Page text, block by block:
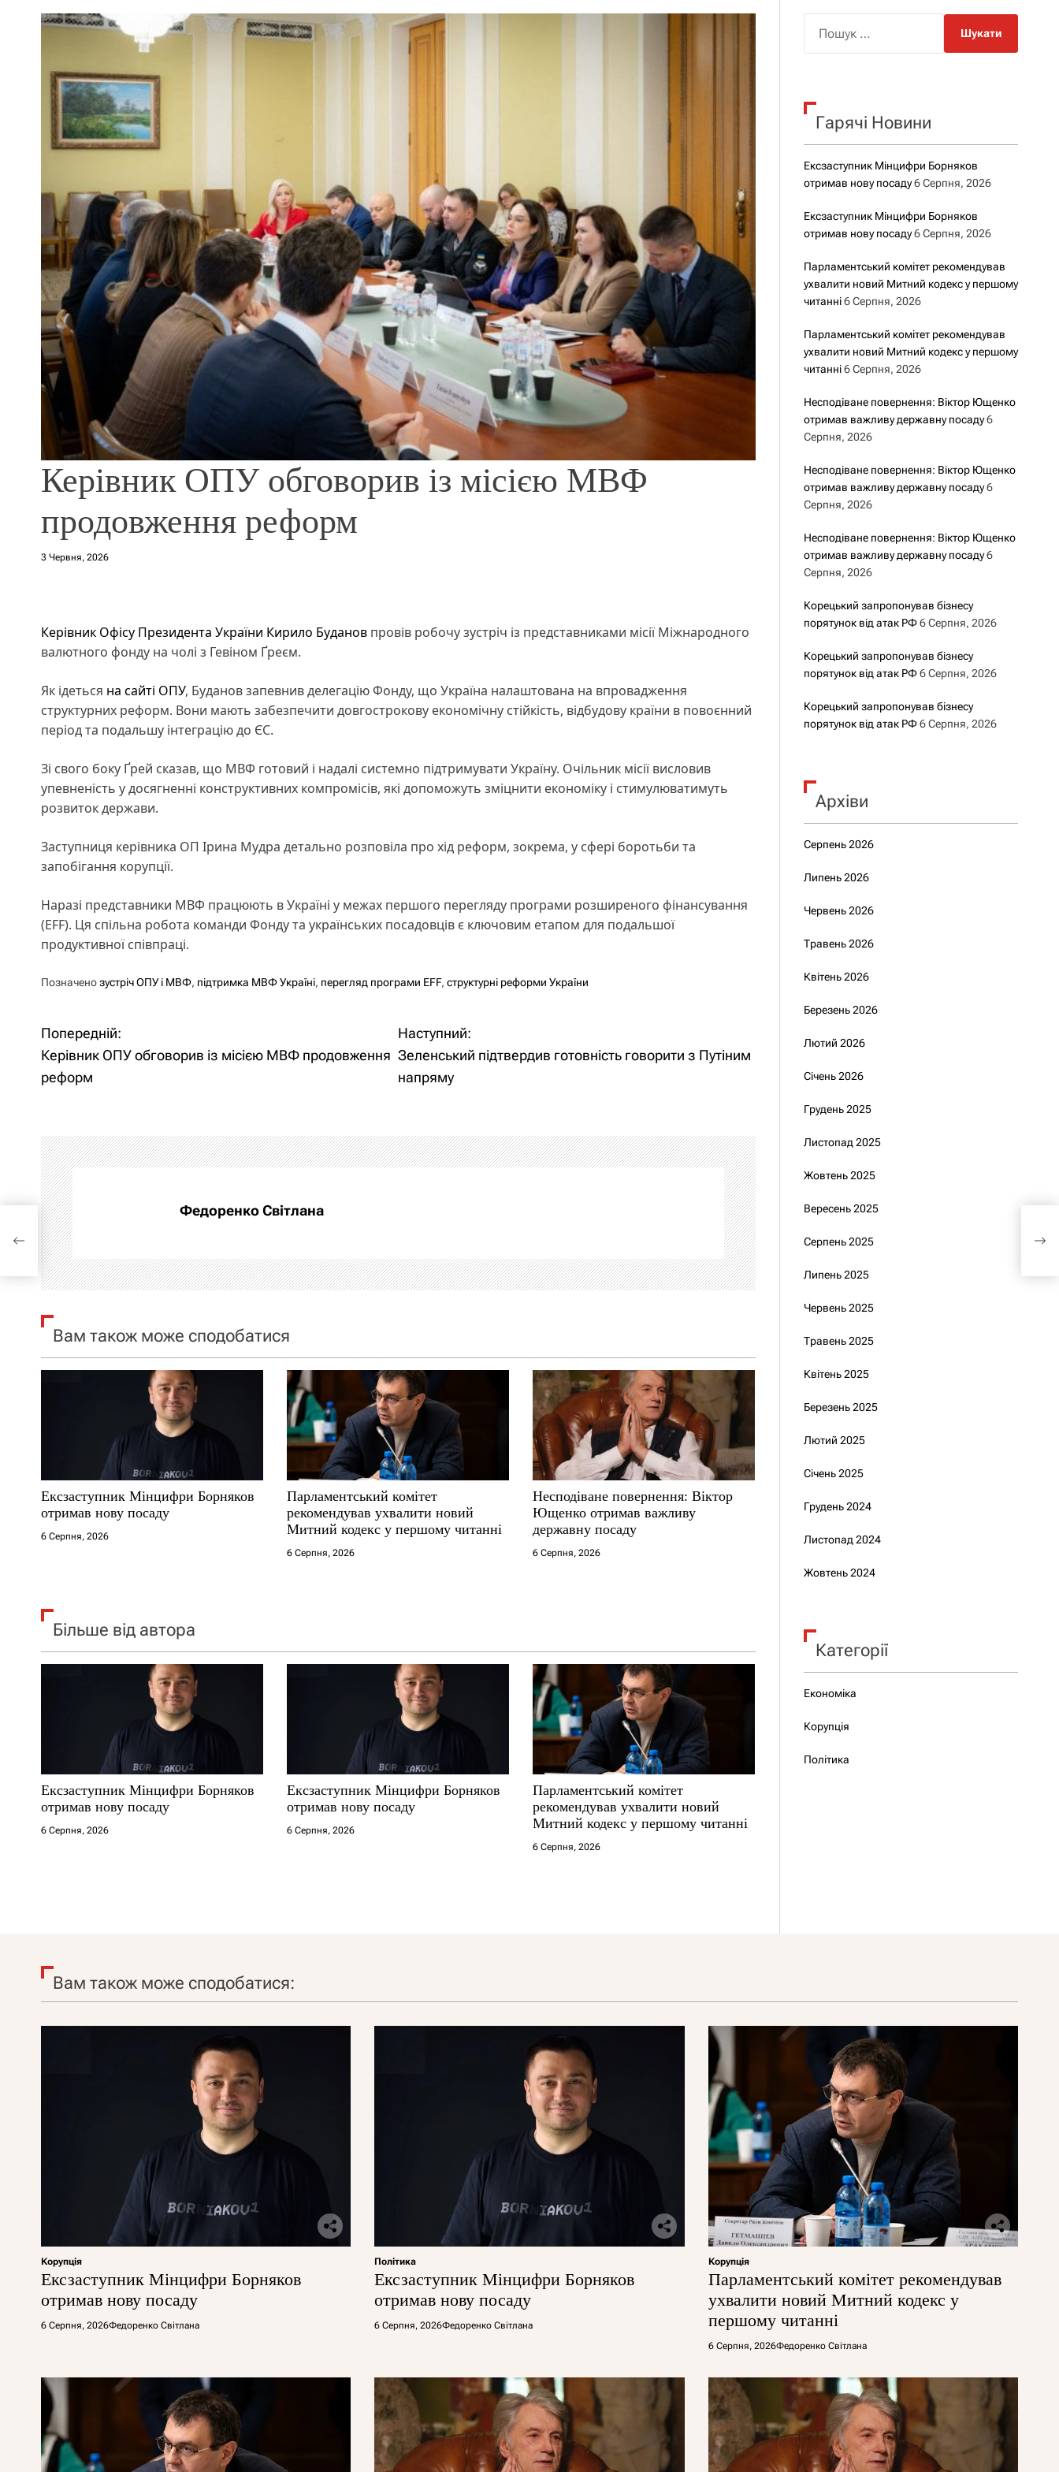
р
о
у
Керівник ОПУ обговорив із місією МВФ
продовження реформ
3 Червня, 2026
Керівник Офісу Президента України Кирило Буданов провів робочу зустріч із представниками місії Міжнародного
валютного фонду на чолі з Гевіном Ґреєм.
Як ідеться на сайті ОПУ, Буданов запевнив делегацію Фонду, що Україна налаштована на впровадження
структурних реформ. Вони мають забезпечити довгострокову економічну стійкість, відбудову країни в повоєнний
період та подальшу інтеграцію до ЄС.
Зі свого боку Ґрей сказав, що МВФ готовий і надалі системно підтримувати Україну. Очільник місії висловив
упевненість у досягненні конструктивних компромісів, які допоможуть зміцнити економіку і стимулюватимуть
розвиток держави.
Заступниця керівника ОП Ірина Мудра детально розповіла про хід реформ, зокрема, у сфері боротьби та
запобігання корупції.
Наразі представники МВФ працюють в Україні у межах першого перегляду програми розширеного фінансування
(EFF). Ця спільна робота команди Фонду та українських посадовців є ключовим етапом для подальшої
продуктивної співпраці.
Позначенозустріч ОПУ і МВФ, підтримка МВФ Україні, перегляд програми EFF, структурні реформи України
Н
а
і
г
а
ц
і
я
а
с
і
в
Попередній:
Керівник ОПУ обговорив із місією МВФ продовження
реформ
Наступний:
Зеленський підтвердив готовність говорити з Путіним
напряму
Федоренко Світлана
Вам також може сподобатися
Ексзаступник Мінцифри Борняков
отримав нову посаду
6 Серпня, 2026
Парламентський комітет
рекомендував ухвалити новий
Митний кодекс у першому читанні
6 Серпня, 2026
Несподіване повернення: Віктор
Ющенко отримав важливу
державну посаду
6 Серпня, 2026
Більше від автора
Ексзаступник Мінцифри Борняков
отримав нову посаду
6 Серпня, 2026
Ексзаступник Мінцифри Борняков
отримав нову посаду
6 Серпня, 2026
Парламентський комітет
рекомендував ухвалити новий
Митний кодекс у першому читанні
6 Серпня, 2026
к
Гарячі Новини
Ексзаступник Мінцифри Борняков
отримав нову посаду 6 Серпня, 2026
Ексзаступник Мінцифри Борняков
отримав нову посаду 6 Серпня, 2026
Парламентський комітет рекомендував
ухвалити новий Митний кодекс у першому
читанні 6 Серпня, 2026
Парламентський комітет рекомендував
ухвалити новий Митний кодекс у першому
читанні 6 Серпня, 2026
Несподіване повернення: Віктор Ющенко
отримав важливу державну посаду 6
Серпня, 2026
Несподіване повернення: Віктор Ющенко
отримав важливу державну посаду 6
Серпня, 2026
Несподіване повернення: Віктор Ющенко
отримав важливу державну посаду 6
Серпня, 2026
Корецький запропонував бізнесу
порятунок від атак РФ 6 Серпня, 2026
Корецький запропонував бізнесу
порятунок від атак РФ 6 Серпня, 2026
Корецький запропонував бізнесу
порятунок від атак РФ 6 Серпня, 2026
Архіви
Серпень 2026
Липень 2026
Червень 2026
Травень 2026
Квітень 2026
Березень 2026
Лютий 2026
Січень 2026
Грудень 2025
Листопад 2025
Жовтень 2025
Вересень 2025
Серпень 2025
Липень 2025
Червень 2025
Травень 2025
Квітень 2025
Березень 2025
Лютий 2025
Січень 2025
Грудень 2024
Листопад 2024
Жовтень 2024
Категорії
Економіка
Корупція
Політика
Вам також може сподобатися:
Корупція
Ексзаступник Мінцифри Борняков
отримав нову посаду
6 Серпня, 2026Федоренко Світлана
Політика
Ексзаступник Мінцифри Борняков
отримав нову посаду
6 Серпня, 2026Федоренко Світлана
Корупція
Парламентський комітет рекомендував
ухвалити новий Митний кодекс у
першому читанні
6 Серпня, 2026Федоренко Світлана